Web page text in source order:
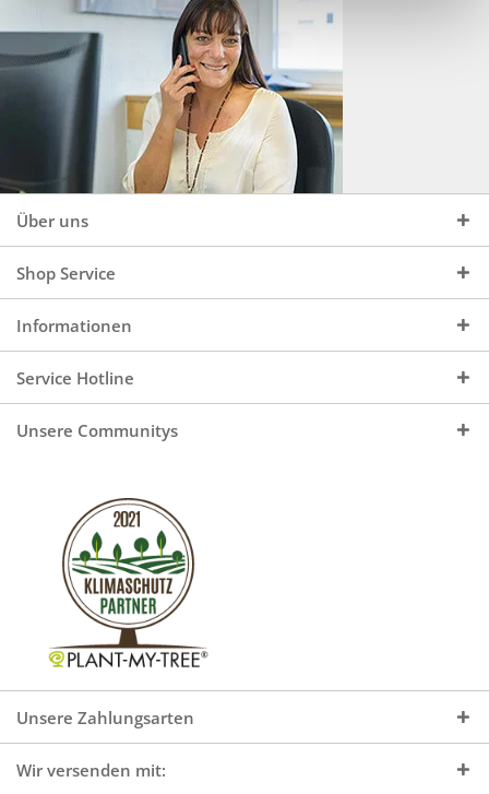
Über uns
Shop Service
Informationen
Service Hotline
Unsere Communitys
Unsere Zahlungsarten
Wir versenden mit: